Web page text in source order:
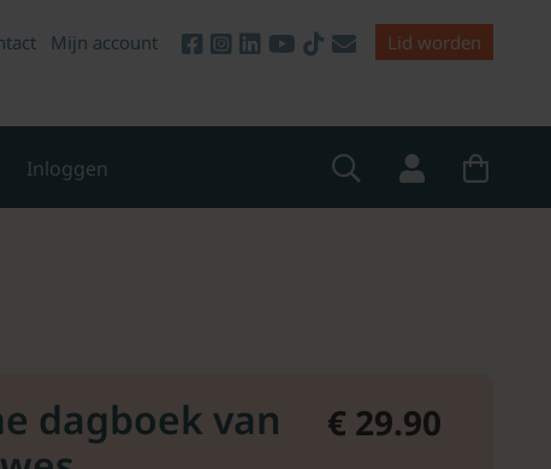
Mijn account Lid worden
Inloggen
dagboek van
€ 29.90